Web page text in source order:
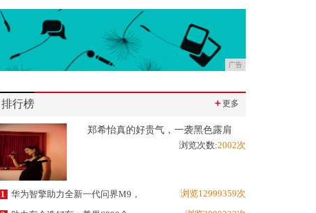
广告
排行榜 ＋更多
郑希怡真的好贵气，一袭黑色露肩
浏览次数:2002次
1 华为智擎助力全新一代问界M9， 浏览12999359次